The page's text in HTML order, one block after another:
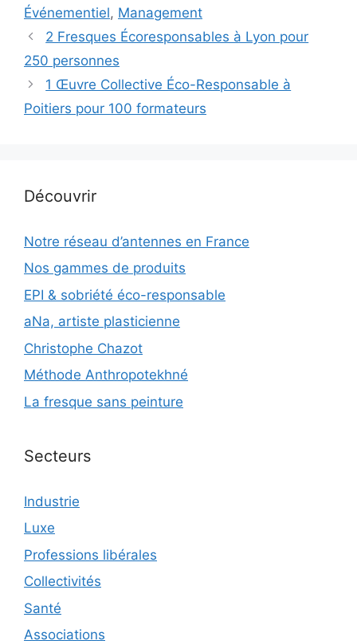
Événementiel, Management
2 Fresques Écoresponsables à Lyon pour
250 personnes
1 Œuvre Collective Éco-Responsable à
Poitiers pour 100 formateurs
Découvrir
Notre réseau d’antennes en France
Nos gammes de produits
EPI & sobriété éco-responsable
aNa, artiste plasticienne
Christophe Chazot
Méthode Anthropotekhné
La fresque sans peinture
Secteurs
Industrie
Luxe
Professions libérales
Collectivités
Santé
Associations